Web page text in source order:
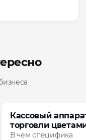
Кассовый
торговли
В чем специфика